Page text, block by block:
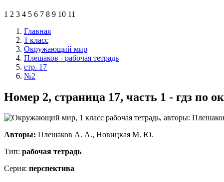
1 2 3 4 5 6 7 8 9 10 11
Главная
1 класс
Окружающий мир
Плешаков - рабочая тетрадь
стр. 17
№2
Номер 2, страница 17, часть 1 - гдз по
Авторы: Плешаков А. А., Новицкая М. Ю.
Тип: рабочая тетрадь
Серия: перспектива